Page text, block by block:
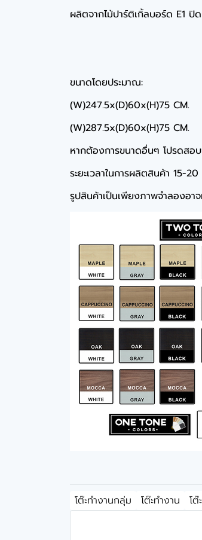
ผลิตจากไม้ปาร์ติเกิ้ลบอร์ด E1
ขนาดโดยประมาณ:
(W)247.5x(D)60x(H)75 CM.
(W)287.5x(D)60x(H)75 CM.
หากต้องการขนาดอื่นๆ โปรดสอ
ระยะเวลาในการผลิตสินค้า 15-
รูปสินค้าเป็นเพียงภาพจำลองอา
โต๊ะทำงานกลุ่ม โต๊ะทำงาน โ